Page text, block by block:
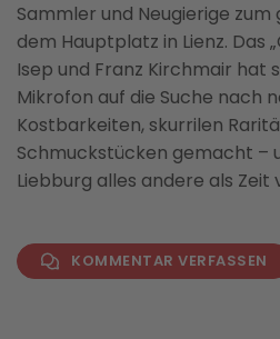
Sammler und Neugierige
dem Hauptplatz in Lienz. Das
Isep und Franz Kirchmair hat
Mikrofon auf die Suche nach
Kostbarkeiten, skurrilen
Schmuckstücken gemacht –
Liebburg alles andere als
KOMMENTAR VERFASSEN